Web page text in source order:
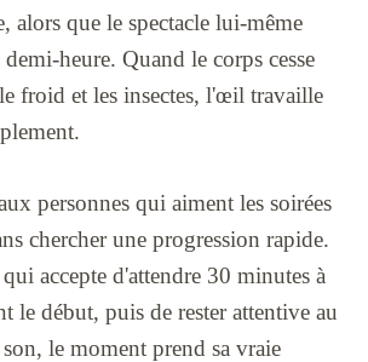
alors que le spectacle lui-même
heure. Quand le corps cesse
froid et les insectes, l'œil travaille
personnes qui aiment les soirées
chercher une progression rapide.
accepte d'attendre 30 minutes à
le début, puis de rester attentive au
le moment prend sa vraie